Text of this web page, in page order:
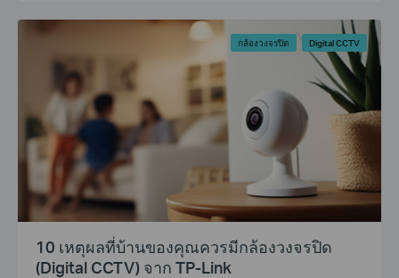
กล้องวงจรปิด Digital CCTV
10 เหตุผลที่บ้านของคุณควรมีกล้องวงจรปิด
(Digital CCTV) จาก TP-Link